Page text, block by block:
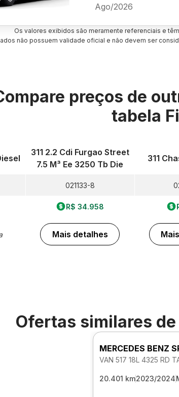
Ago/2026
Os valores exibidos são meramente referenciais e
não possuem validade oficial e não devem ser
preços de
tabela
311 2.2 Cdi Furgao Street
7.5 M³ Ee 3250 Tb Die
021133-8
R$ 34.958
Mais detalhes
311
Ofertas similares de
MERCEDES BENZ
VAN 517 18L 4325 RD
20.401 km2023/2024